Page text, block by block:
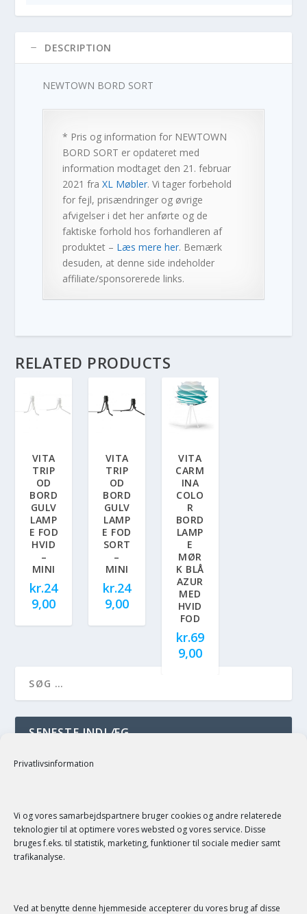
Privatlivsinformation
Vi og vores samarbejdspartnere bruger cookies og andre relaterede
teknologier til at optimere vores websted og vores service. Disse
bruges f.eks. til statistik, marketing, funktioner til sociale medier samt
trafikanalyse.
Ved at benytte denne hjemmeside accepterer du vores brug af disse
DESCRIPTION
NEWTOWN BORD SORT
* Pris og information for NEWTOWN
BORD SORT er opdateret med
information modtaget den 21. februar
2021 fraXL Møbler. Vi tager forbehold
for fejl, prisændringer og øvrige
afvigelser i det her anførte og de
faktiske forhold hos forhandleren af
produktet – Læs mere her. Bemærk
desuden, at denne side indeholder
affiliate/sponsorerede links.
RELATED PRODUCTS
VITA
TRIP
OD
BORD
GULV
LAMP
E FOD
HVID
–
MINI
kr.24
9,00
VITA
TRIP
OD
BORD
GULV
LAMP
E FOD
SORT
–
MINI
kr.24
9,00
VITA
CARM
INA
COLO
R
BORD
LAMP
E
MØR
K BLÅ
AZUR
MED
HVID
FOD
kr.69
9,00
SENESTE INDLÆG
just a test
SENESTE KOMMENTARER